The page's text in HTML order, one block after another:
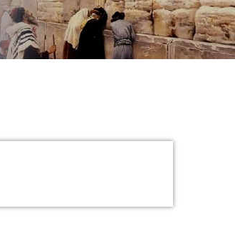
L’ACTU …. _L’ACTUALITÉ